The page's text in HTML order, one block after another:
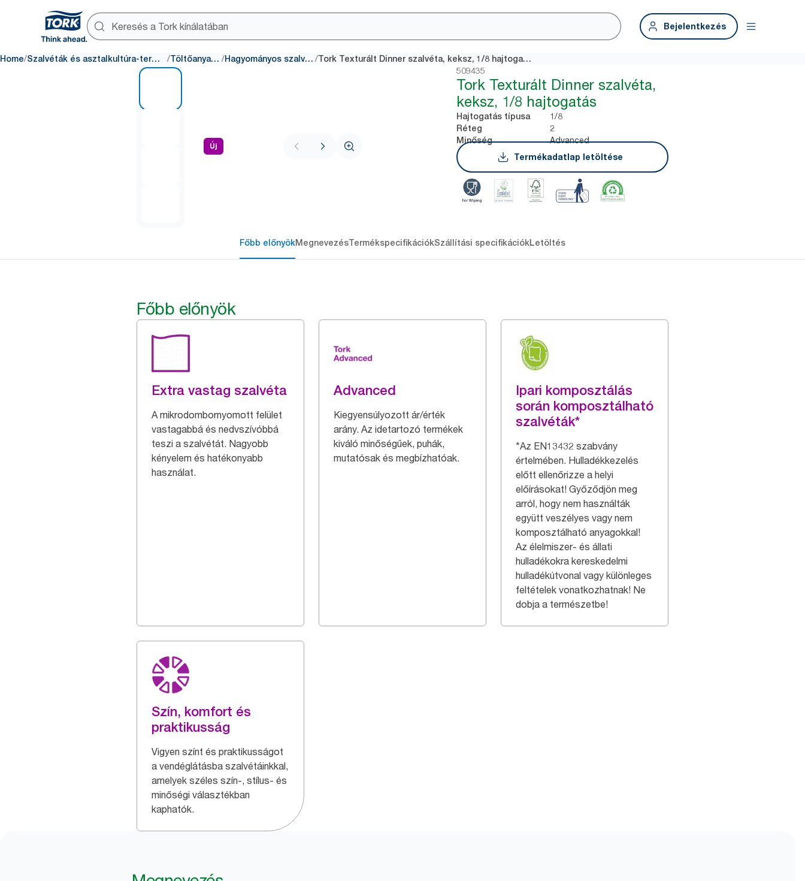
Bejelentkezés
Home/ Szalvéták és asztalkultúra-termékek / Töltőanyagok / Hagyományos szalvéták / Tork Texturált Dinner szalvéta, keksz, 1/8 hajtogatás
Új
1 of 4
509435
Tork Texturált Dinner szalvéta,
keksz, 1/8 hajtogatás
Hajtogatás típusa 1/8
Réteg 2
Minőség
Advanced
Termékadatlap letöltése
Főbb előnyökMegnevezésTermékspecifikációkSzállítási specifikációkLetöltés
Főbb előnyök
Extra vastag szalvéta
A mikrodombornyomott felület
vastagabbá és nedvszívóbbá
teszi a szalvétát. Nagyobb
kényelem és hatékonyabb
használat.
Advanced
Kiegyensúlyozott ár/érték
arány. Az idetartozó termékek
kiváló minőségűek, puhák,
mutatósak és megbízhatóak.
Ipari komposztálás
során komposztálható
szalvéták*
*Az EN13432 szabvány
értelmében. Hulladékkezelés
előtt ellenőrizze a helyi
előírásokat! Győződjön meg
arról, hogy nem használták
együtt veszélyes vagy nem
komposztálható anyagokkal!
Az élelmiszer- és állati
hulladékokra kereskedelmi
hulladékútvonal vagy különleges
feltételek vonatkozhatnak! Ne
dobja a természetbe!
Szín, komfort és
praktikusság
Vigyen színt és praktikusságot
a vendéglátásba szalvétáinkkal,
amelyek széles szín-, stílus- és
minőségi választékban
kaphatók.